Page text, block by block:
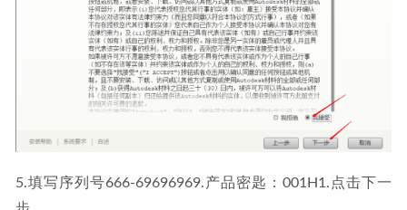
5.填写序列号666-69696969.产品密匙：001H1.点击下一